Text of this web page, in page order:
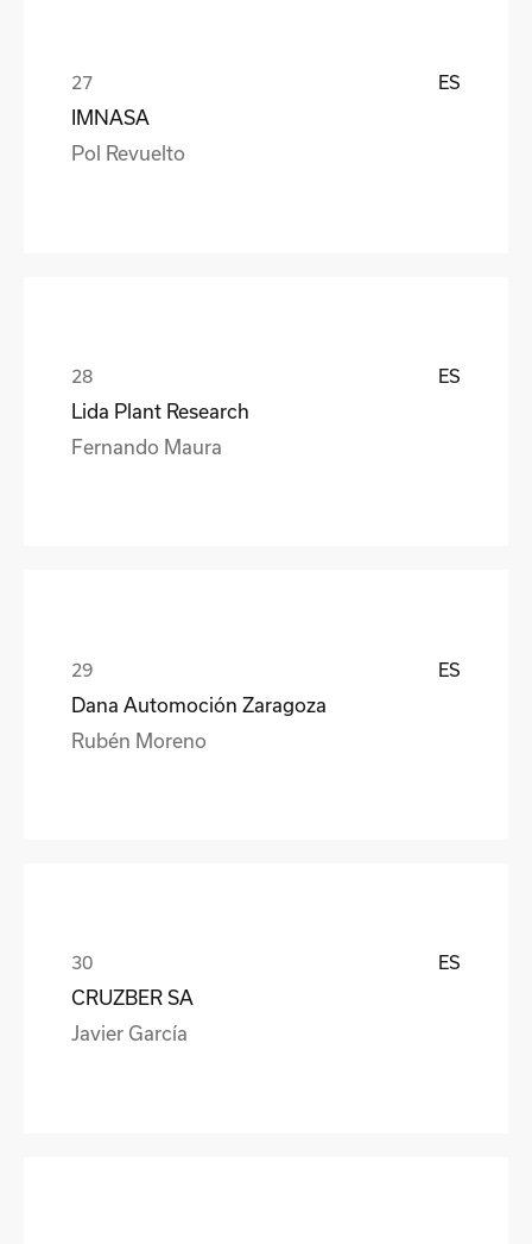
ES
IMNASA
Pol Revuelto
ES
Lida Plant Research
Fernando Maura
ES
Dana Automoción Zaragoza
Rubén Moreno
ES
CRUZBER SA
Javier García